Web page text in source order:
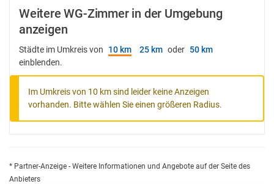
Weitere WG-Zimmer in der Umgebung
anzeigen
Städte im Umkreis von 10 km 25 km oder 50 km
einblenden.
Im Umkreis von 10 km sind leider keine Anzeigen
vorhanden. Bitte wählen Sie einen größeren Radius.
* Partner-Anzeige - Weitere Informationen und Angebote auf der Seite des
Anbieters